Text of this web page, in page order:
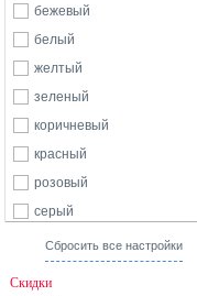
бежевый
белый
желтый
зеленый
коричневый
красный
розовый
серый
синий
Сбросить все настройки
Скидки